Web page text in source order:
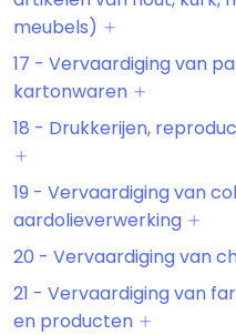
meubels)
17 - Vervaardiging van
kartonwaren
18 - Drukkerijen,
19 - Vervaardiging van
aardolieverwerking
20 - Vervaardiging van
21 - Vervaardiging van
en producten